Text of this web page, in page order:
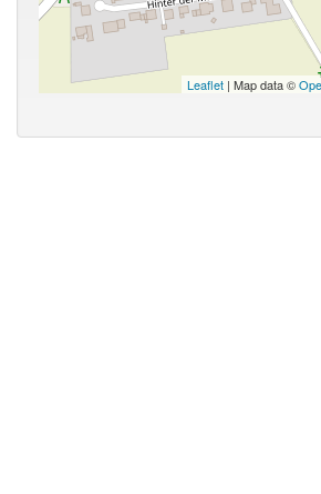
Leaflet | Map data ©